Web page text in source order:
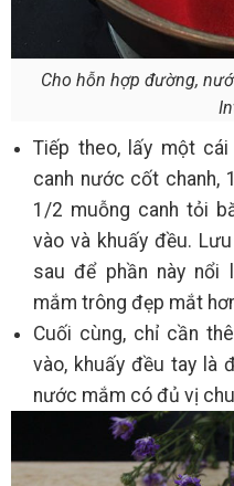
Cho hỗn hợp đường,
Tiếp theo, lấy một
canh nước cốt chanh,
1/2 muỗng canh tỏi
vào và khuấy đều.
sau để phần này nổi
mắm trông đẹp mắt
Cuối cùng, chỉ cần
vào, khuấy đều tay là
nước mắm có đủ vị